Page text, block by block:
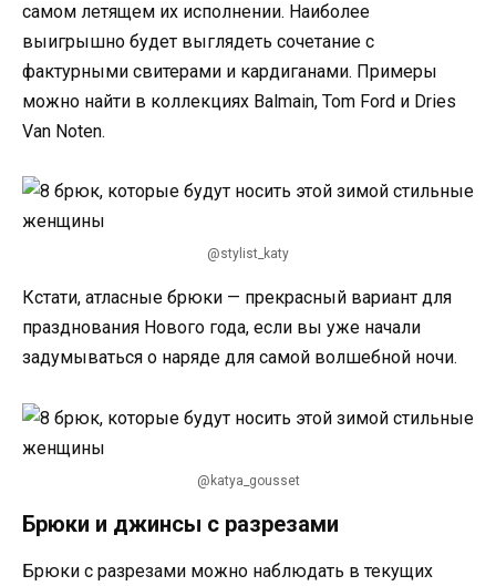
самом летящем их исполнении. Наиболее
выигрышно будет выглядеть сочетание с
фактурными свитерами и кардиганами. Примеры
можно найти в коллекциях Balmain, Tom Ford и Dries
Van Noten.
@stylist_katy
Кстати, атласные брюки — прекрасный вариант для
празднования Нового года, если вы уже начали
задумываться о наряде для самой волшебной ночи.
@katya_gousset
Брюки и джинсы с разрезами
Брюки с разрезами можно наблюдать в текущих